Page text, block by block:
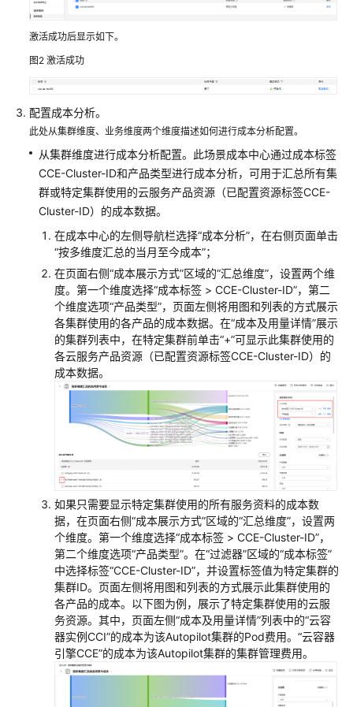
激活成功后显示如下。
图2 激活成功
配置成本分析。
此处从集群维度、业务维度两个维度描述如何进行成本分析配置。
从集群维度进行成本分析配置。此场景成本中心通过成本标签
CCE-Cluster-ID和产品类型进行成本分析，可用于汇总所有集
群或特定集群使用的云服务产品资源（已配置资源标签CCE-
Cluster-ID）的成本数据。
在成本中心的左侧导航栏选择“成本分析”，在右侧页面单击
“按多维度汇总的当月至今成本”；
在页面右侧“成本展示方式”区域的“汇总维度”，设置两个维
度。第一个维度选择“成本标签 > CCE-Cluster-ID”，第二
个维度选项“产品类型”，页面左侧将用图和列表的方式展示
各集群使用的各产品的成本数据。在“成本及用量详情”展示
的集群列表中，在特定集群前单击“+”可显示此集群使用的
各云服务产品资源（已配置资源标签CCE-Cluster-ID）的
成本数据。
如果只需要显示特定集群使用的所有服务资料的成本数
据，在页面右侧“成本展示方式”区域的“汇总维度”，设置两
个维度。第一个维度选择“成本标签 > CCE-Cluster-ID”，
第二个维度选项“产品类型”。在“过滤器”区域的“成本标签”
中选择标签“CCE-Cluster-ID”，并设置标签值为特定集群的
集群ID。页面左侧将用图和列表的方式展示此集群使用的
各产品的成本。以下图为例，展示了特定集群使用的云服
务资源。其中，页面左侧“成本及用量详情”列表中的“云容
器实例CCI”的成本为该Autopilot集群的Pod费用。“云容器
引擎CCE”的成本为该Autopilot集群的集群管理费用。